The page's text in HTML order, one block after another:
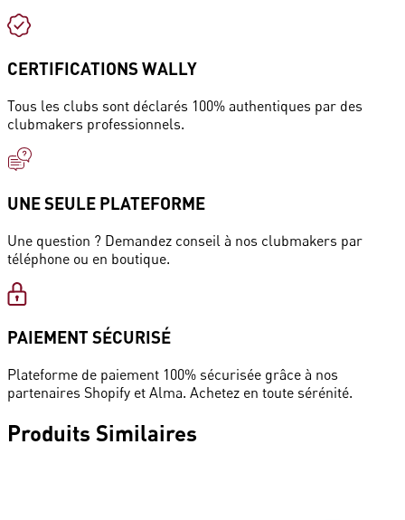
CERTIFICATIONS WALLY
Tous les clubs sont déclarés 100% authentiques par des
clubmakers professionnels.
UNE SEULE PLATEFORME
Une question ? Demandez conseil à nos clubmakers par
téléphone ou en boutique.
PAIEMENT SÉCURISÉ
Plateforme de paiement 100% sécurisée grâce à nos
partenaires Shopify et Alma. Achetez en toute sérénité.
Produits Similaires